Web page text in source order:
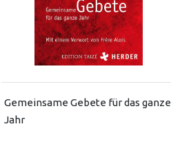
Gemeinsame Gebete für das ganze
Jahr